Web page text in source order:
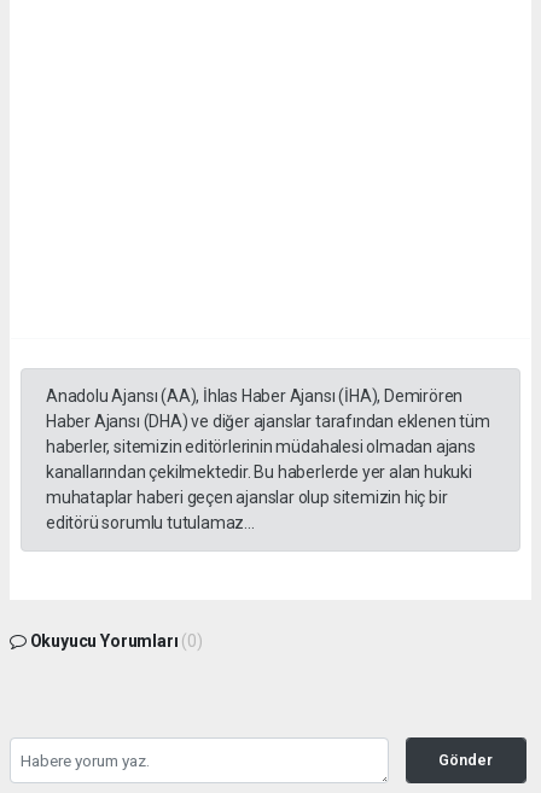
Anadolu Ajansı (AA), İhlas Haber Ajansı (İHA), Demirören
Haber Ajansı (DHA) ve diğer ajanslar tarafından eklenen tüm
haberler, sitemizin editörlerinin müdahalesi olmadan ajans
kanallarından çekilmektedir. Bu haberlerde yer alan hukuki
muhataplar haberi geçen ajanslar olup sitemizin hiç bir
editörü sorumlu tutulamaz...
Okuyucu Yorumları (0)
Gönder